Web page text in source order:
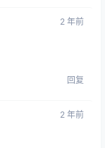
2 年前
回复
2 年前